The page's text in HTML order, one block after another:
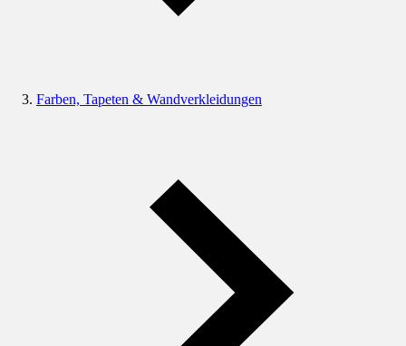
Farben, Tapeten & Wandverkleidungen